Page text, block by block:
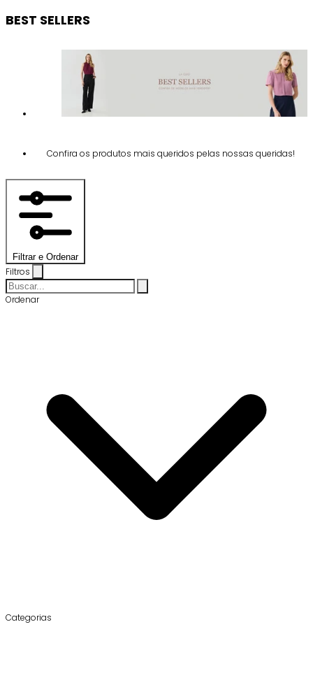
BEST SELLERS
Confira os produtos mais queridos pelas nossas queridas!
Filtrar e Ordenar
Filtros
Ordenar
Categorias